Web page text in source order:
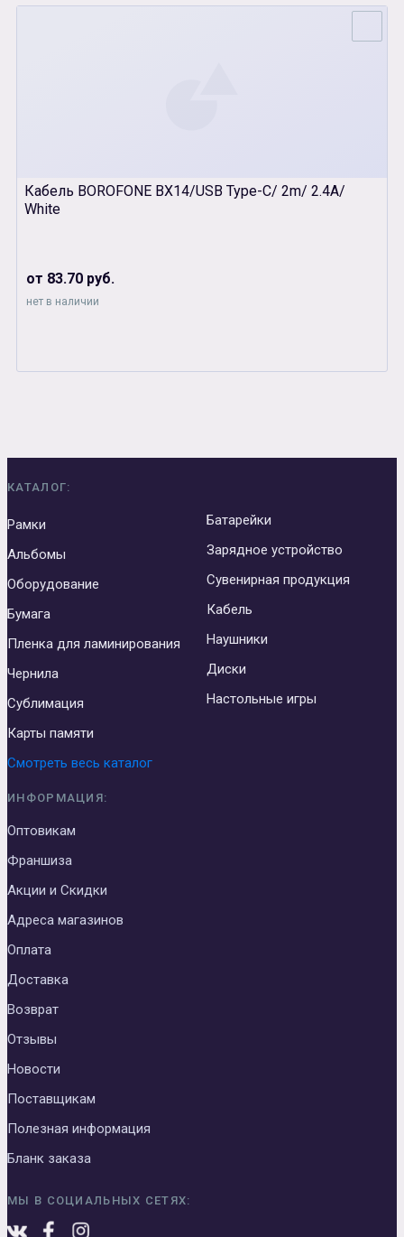
Кабель BOROFONE BX14/USB Type-C/ 2m/ 2.4A/
White
от 83.70 руб.
нет в наличии
КАТАЛОГ:
Рамки
Альбомы
Оборудование
Бумага
Пленка для ламинирования
Чернила
Сублимация
Карты памяти
Батарейки
Зарядное устройство
Сувенирная продукция
Кабель
Наушники
Диски
Настольные игры
Смотреть весь каталог
ИНФОРМАЦИЯ:
Оптовикам
Франшиза
Акции и Скидки
Адреса магазинов
Оплата
Доставка
Возврат
Отзывы
Новости
Поставщикам
Полезная информация
Бланк заказа
МЫ В СОЦИАЛЬНЫХ СЕТЯХ: